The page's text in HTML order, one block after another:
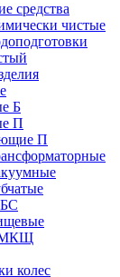
средства
чистые
Б
П
П
колес